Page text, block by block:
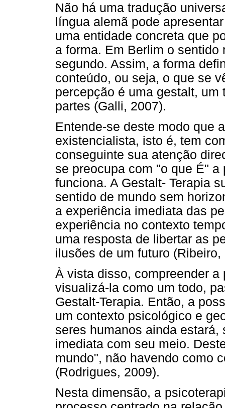
Não há uma tradução
língua alemã pode
uma entidade concreta que
a forma. Em Berlim o
segundo. Assim, a forma
conteúdo, ou seja, o que se
percepção é uma gestalt,
partes (Galli, 2007).
Entende-se deste modo que
existencialista, isto é, tem
conseguinte sua atenção
se preocupa com "o que É"
funciona. A Gestalt- Terapia
sentido de mundo sem
a experiência imediata das
experiência no contexto
uma resposta de libertar as
ilusões de um futuro (Ribeiro,
À vista disso, compreender
visualizá-la como um todo,
Gestalt-Terapia. Então, a
um contexto psicológico e
seres humanos ainda
imediata com seu meio.
mundo", não havendo como
(Rodrigues, 2009).
Nesta dimensão, a